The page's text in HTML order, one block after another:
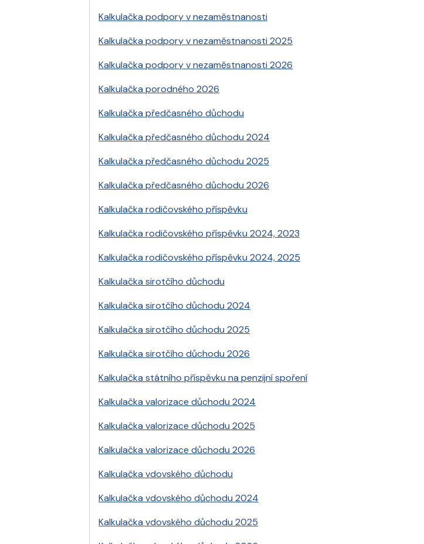
Kalkulačka podpory v nezaměstnanosti
Kalkulačka podpory v nezaměstnanosti 2025
Kalkulačka podpory v nezaměstnanosti 2026
Kalkulačka porodného 2026
Kalkulačka předčasného důchodu
Kalkulačka předčasného důchodu 2024
Kalkulačka předčasného důchodu 2025
Kalkulačka předčasného důchodu 2026
Kalkulačka rodičovského příspěvku
Kalkulačka rodičovského příspěvku 2024, 2023
Kalkulačka rodičovského příspěvku 2024, 2025
Kalkulačka sirotčího důchodu
Kalkulačka sirotčího důchodu 2024
Kalkulačka sirotčího důchodu 2025
Kalkulačka sirotčího důchodu 2026
Kalkulačka státního příspěvku na penzijní spoření
Kalkulačka valorizace důchodu 2024
Kalkulačka valorizace důchodu 2025
Kalkulačka valorizace důchodu 2026
Kalkulačka vdovského důchodu
Kalkulačka vdovského důchodu 2024
Kalkulačka vdovského důchodu 2025